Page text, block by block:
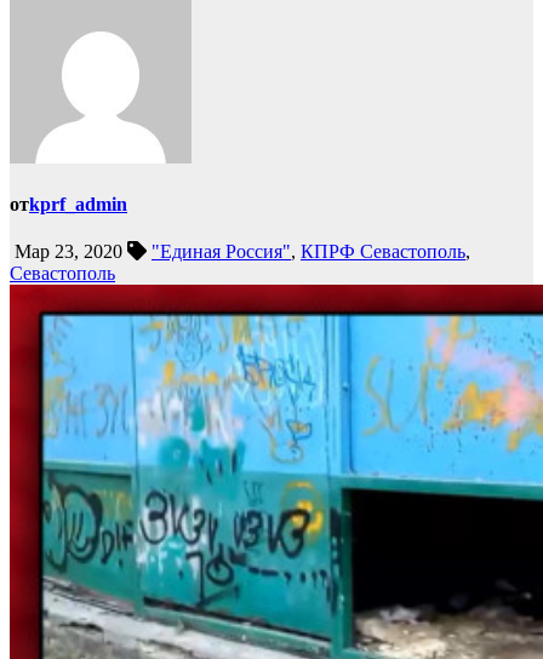
отkprf_admin
Мар 23, 2020 "Единая Россия", КПРФ Севастополь,
Севастополь